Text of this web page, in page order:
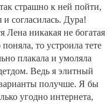
страшно к ней пойти,
согласилась. Дура!
Лена никакая не богатая
то устроила тете
плакала и умоляла
Ведь я элитный
получше. Я бы
угодно интернета,